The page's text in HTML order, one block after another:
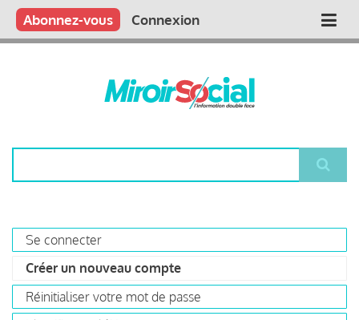
Aller
contenu
Main
Qui sommes nous ?
Vous publiez
Nous publions
Contactez-nous
Abonnez-vous Connexion
Primary
tabs
Se connecter
Créer un nouveau compte
actif)
Réinitialiser votre mot de passe